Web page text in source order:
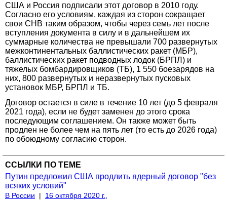
США и Россия подписали этот договор в 2010 году.
Согласно его условиям, каждая из сторон сокращает
свои СНВ таким образом, чтобы через семь лет после
вступления документа в силу и в дальнейшем их
суммарные количества не превышали 700 развернутых
межконтинентальных баллистических ракет (МБР),
баллистических ракет подводных лодок (БРПЛ) и
тяжелых бомбардировщиков (ТБ), 1 550 боезарядов на
них, 800 развернутых и неразвернутых пусковых
установок МБР, БРПЛ и ТБ.
Договор остается в силе в течение 10 лет (до 5 февраля
2021 года), если не будет заменен до этого срока
последующим соглашением. Он также может быть
продлен не более чем на пять лет (то есть до 2026 года)
по обоюдному согласию сторон.
ССЫЛКИ ПО ТЕМЕ
Путин предложил США продлить ядерный договор "без
всяких условий"
В России | 16 октября 2020 г.,